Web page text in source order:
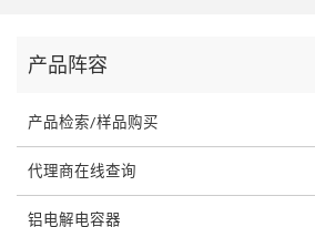
产品阵容
产品检索/样品购买
代理商在线查询
铝电解电容器